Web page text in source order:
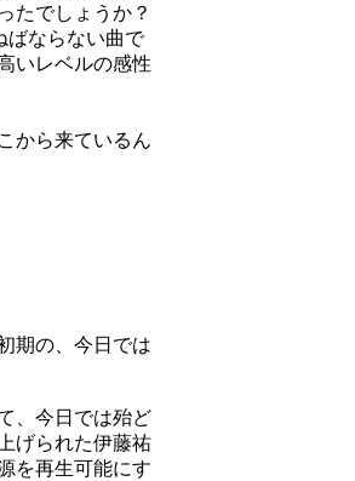
たでしょうか？
ばならない曲で
いレベルの感性
から来ているん
期の、今日では
、今日では殆ど
げられた伊藤祐
を再生可能にす